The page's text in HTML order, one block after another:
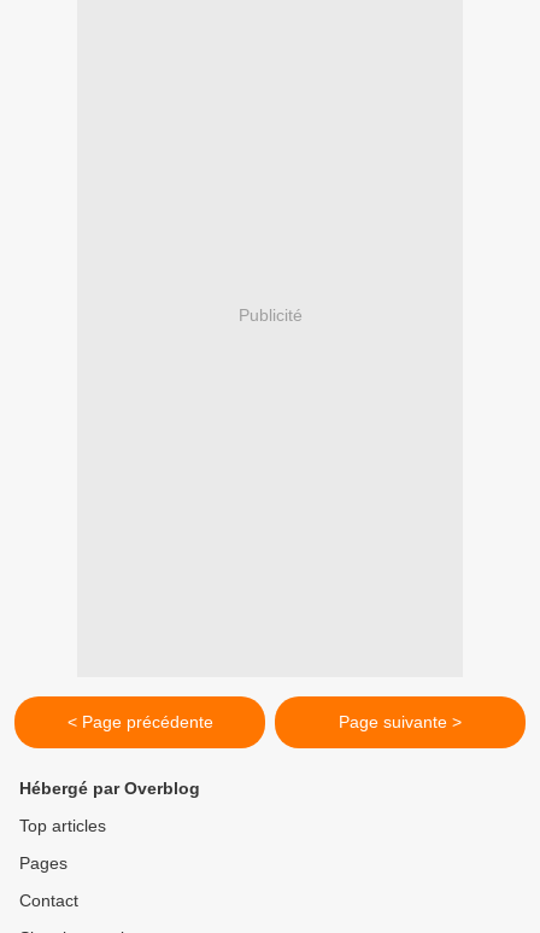
Publicité
< Page précédente Page suivante >
Hébergé par Overblog
Top articles
Pages
Contact